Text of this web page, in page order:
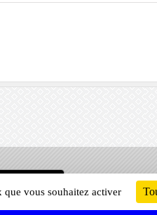
que vous souhaitez activer